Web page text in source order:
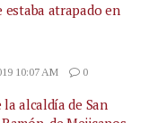
estaba atrapado en
10:07 AM
0
alcaldía de San